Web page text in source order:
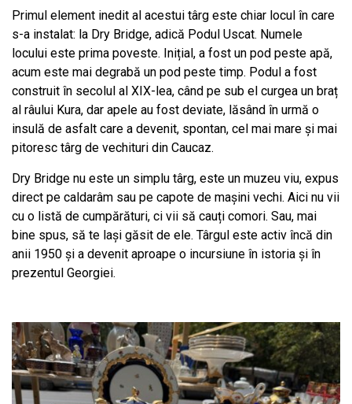
Primul element inedit al acestui târg este chiar locul în care
s-a instalat: la Dry Bridge, adică Podul Uscat. Numele
locului este prima poveste. Inițial, a fost un pod peste apă,
acum este mai degrabă un pod peste timp. Podul a fost
construit în secolul al XIX-lea, când pe sub el curgea un braț
al râului Kura, dar apele au fost deviate, lăsând în urmă o
insulă de asfalt care a devenit, spontan, cel mai mare și mai
pitoresc târg de vechituri din Caucaz.
Dry Bridge nu este un simplu târg, este un muzeu viu, expus
direct pe caldarâm sau pe capote de mașini vechi. Aici nu vii
cu o listă de cumpărături, ci vii să cauți comori. Sau, mai
bine spus, să te lași găsit de ele. Târgul este activ încă din
anii 1950 și a devenit aproape o incursiune în istoria și în
prezentul Georgiei.